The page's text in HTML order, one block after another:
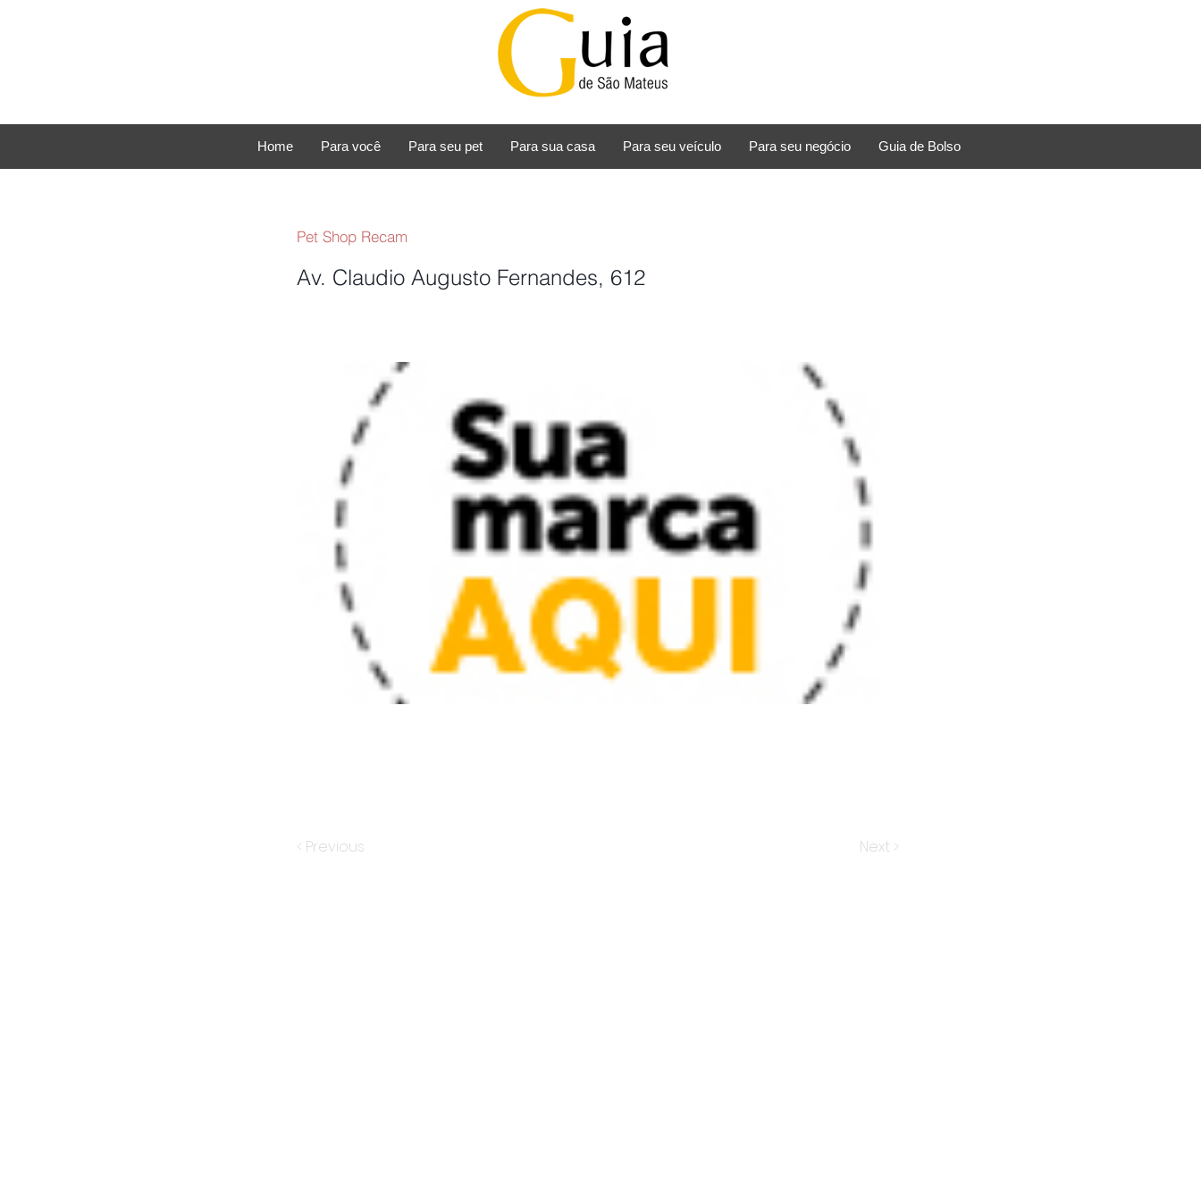
Home Para você Para seu pet Para sua casa Para seu veículo Para seu negócio Guia de Bolso
Pet Shop Recam
Av. Claudio Augusto Fernandes, 612
< Previous Next >